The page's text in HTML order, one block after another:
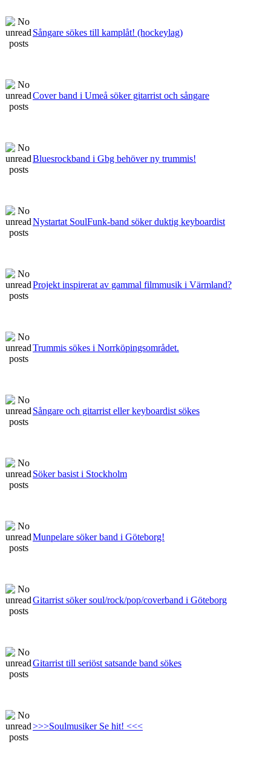
Sångare sökes till kamplåt! (hockeylag)
Cover band i Umeå söker gitarrist och sångare
Bluesrockband i Gbg behöver ny trummis!
Nystartat SoulFunk-band söker duktig keyboardist
Projekt inspirerat av gammal filmmusik i Värmland?
Trummis sökes i Norrköpingsområdet.
Sångare och gitarrist eller keyboardist sökes
Söker basist i Stockholm
Munpelare söker band i Göteborg!
Gitarrist söker soul/rock/pop/coverband i Göteborg
Gitarrist till seriöst satsande band sökes
>>>Soulmusiker Se hit! <<<